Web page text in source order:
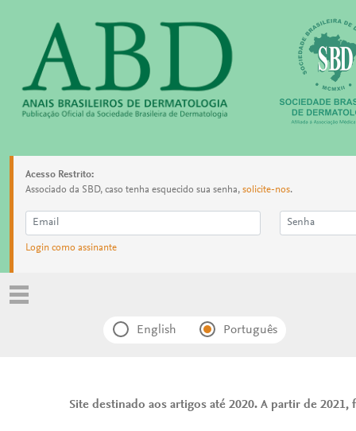
Acesso Restrito:
Associado da SBD, caso tenha esquecido sua senha, solicite-nos.
Login como assinante
English Português
Site destinado aos artigos até 2020. A partir de